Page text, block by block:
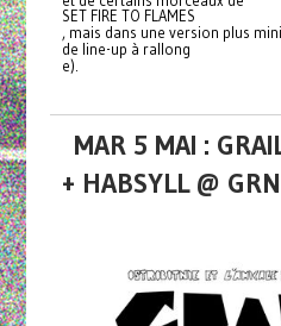
SET FIRE TO FLAMES
, mais dans une version plus
de line-up à rallong
e).
MAR 5 MAI :
+ HABSYLL @